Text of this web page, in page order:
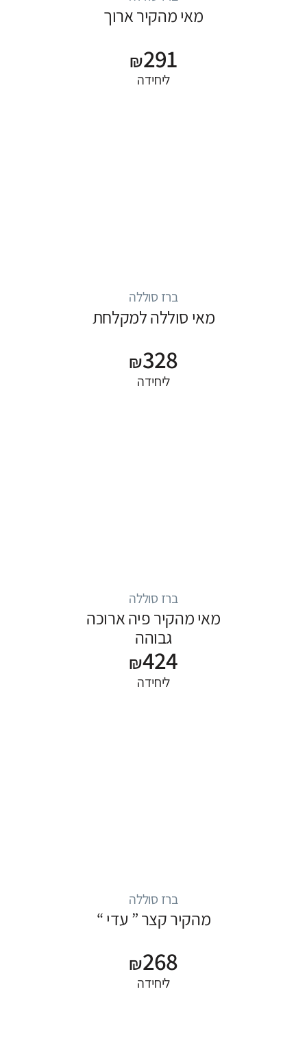
מאי מהקיר ארוך
₪291
ליחידה
ברז סוללה
מאי סוללה למקלחת
₪328
ליחידה
ברז סוללה
מאי מהקיר פיה ארוכה
גבוהה
₪424
ליחידה
ברז סוללה
מהקיר קצר ” עדי “
₪268
ליחידה